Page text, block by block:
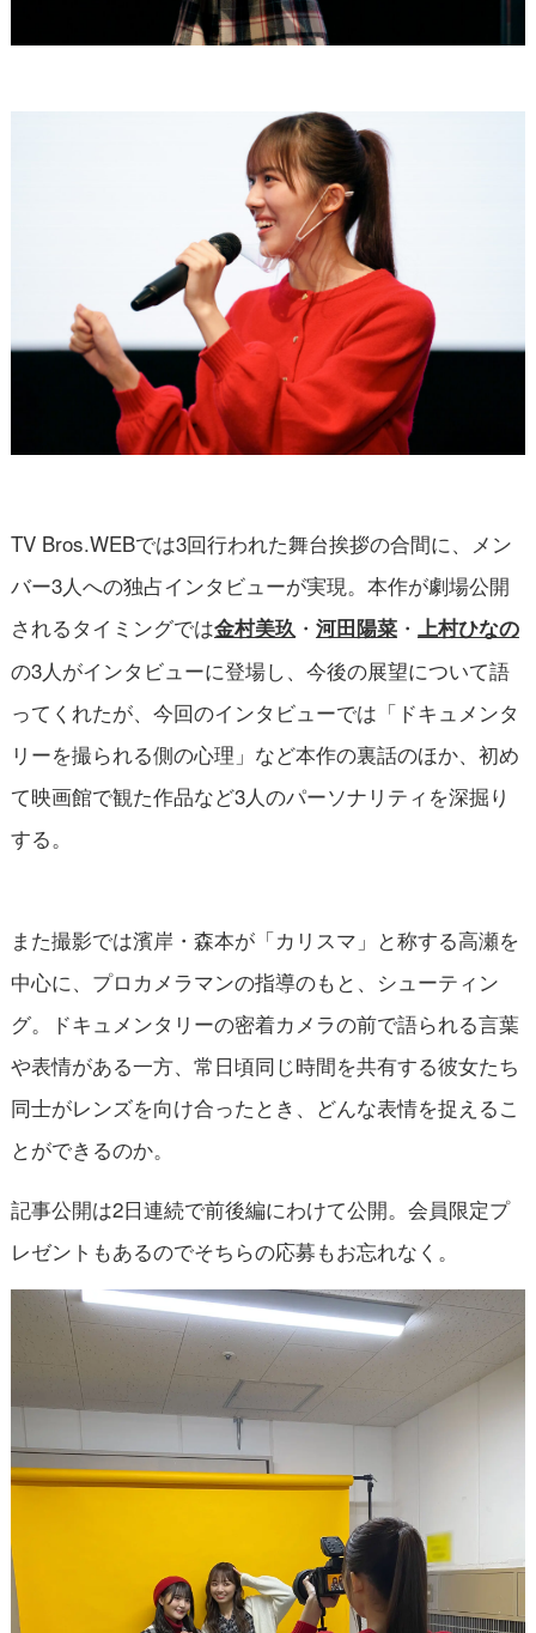
TV Bros.WEBでは3回行われた舞台挨拶の合間に、メン
バー3人への独占インタビューが実現。本作が劇場公開
されるタイミングでは金村美玖・ 河田陽菜・ 上村ひなの
の3人がインタビューに登場し、今後の展望について語
ってくれたが、今回のインタビューでは「ドキュメンタ
リーを撮られる側の心理」など本作の裏話のほか、初め
て映画館で観た作品など3人のパーソナリティを深掘り
する。
また撮影では濱岸・森本が「カリスマ」と称する高瀬を
中心に、プロカメラマンの指導のもと、シューティン
グ。ドキュメンタリーの密着カメラの前で語られる言葉
や表情がある一方、常日頃同じ時間を共有する彼女たち
同士がレンズを向け合ったとき、どんな表情を捉えるこ
とができるのか。
記事公開は2日連続で前後編にわけて公開。会員限定プ
レゼントもあるのでそちらの応募もお忘れなく。